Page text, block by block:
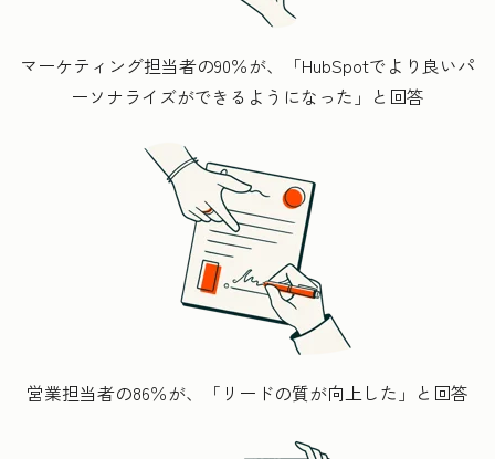
マーケティング担当者の90％が、「HubSpotでより良いパ
ーソナライズができるようになった」と回答
営業担当者の86％が、「リードの質が向上した」と回答